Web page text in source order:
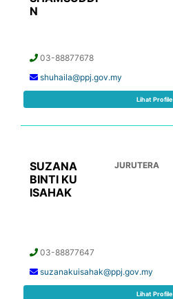
N
03-88877678
shuhaila@ppj.gov.my
Lihat Profile
SUZANA
BINTI KU
ISAHAK
JURUTERA
03-88877647
suzanakuisahak@ppj.gov.my
Lihat Profile